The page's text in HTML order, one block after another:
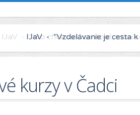
IJaV - "Kto chce viac zarábať, musí
kurzy v Čadci